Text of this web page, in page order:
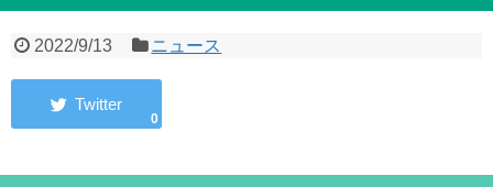
2022/9/13 ニュース
0
グルメ